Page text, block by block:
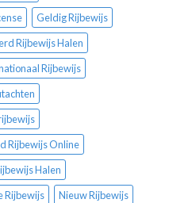
Geldig Rijbewijs
Rijbewijs Halen
Rijbewijs
Rijbewijs Online
Halen
Rijbewijs
Nieuw Rijbewijs